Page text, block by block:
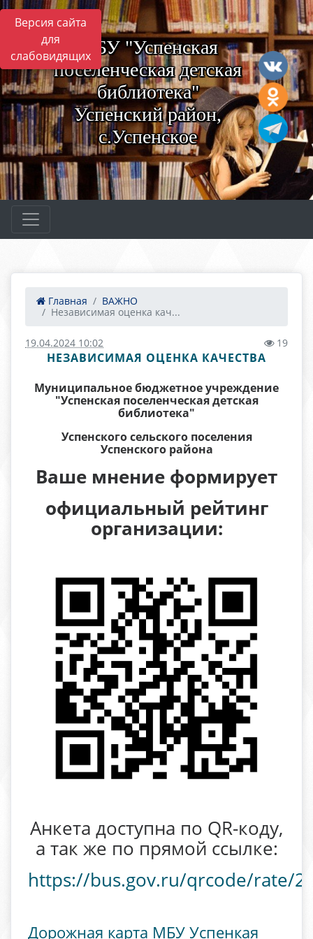
Версия сайта
для
слабовидящихМБУ "Успенская
поселенческая детская
библиотека"
Успенский район,
с.Успенское
Главная
ВАЖНО
Независимая оценка кач...
19.04.2024 10:02 19
НЕЗАВИСИМАЯ ОЦЕНКА КАЧЕСТВА
Муниципальное бюджетное учреждение
"Успенская поселенческая детская
библиотека"
Успенского сельского поселения
Успенского района
Ваше мнение формирует
официальный рейтинг
организации:
Анкета доступна по QR-коду,
а так же по прямой ссылке:
https://bus.gov.ru/qrcode/rate/
Дорожная карта МБУ Успенкая